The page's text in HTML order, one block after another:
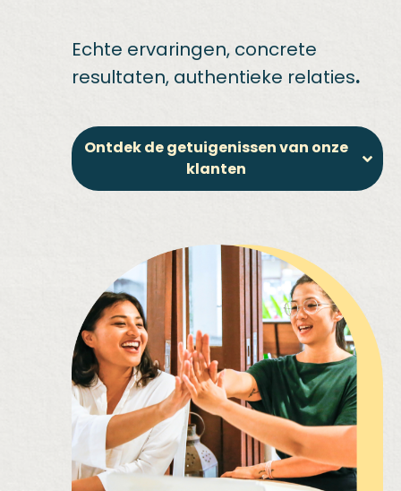
Echte ervaringen, concrete
resultaten, authentieke relaties.
Ontdek de getuigenissen van onze
klanten